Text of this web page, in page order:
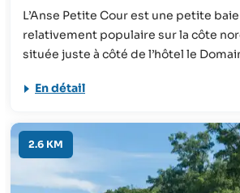
L’Anse Petite Cour est une petite baie
relativement populaire sur la côte
située juste à côté de l’hôtel le
sont clients au complexe, mais cette
l’hôtel, y compris une espèce de
appelée “Patience Tree”.
En détail
2.6 KM